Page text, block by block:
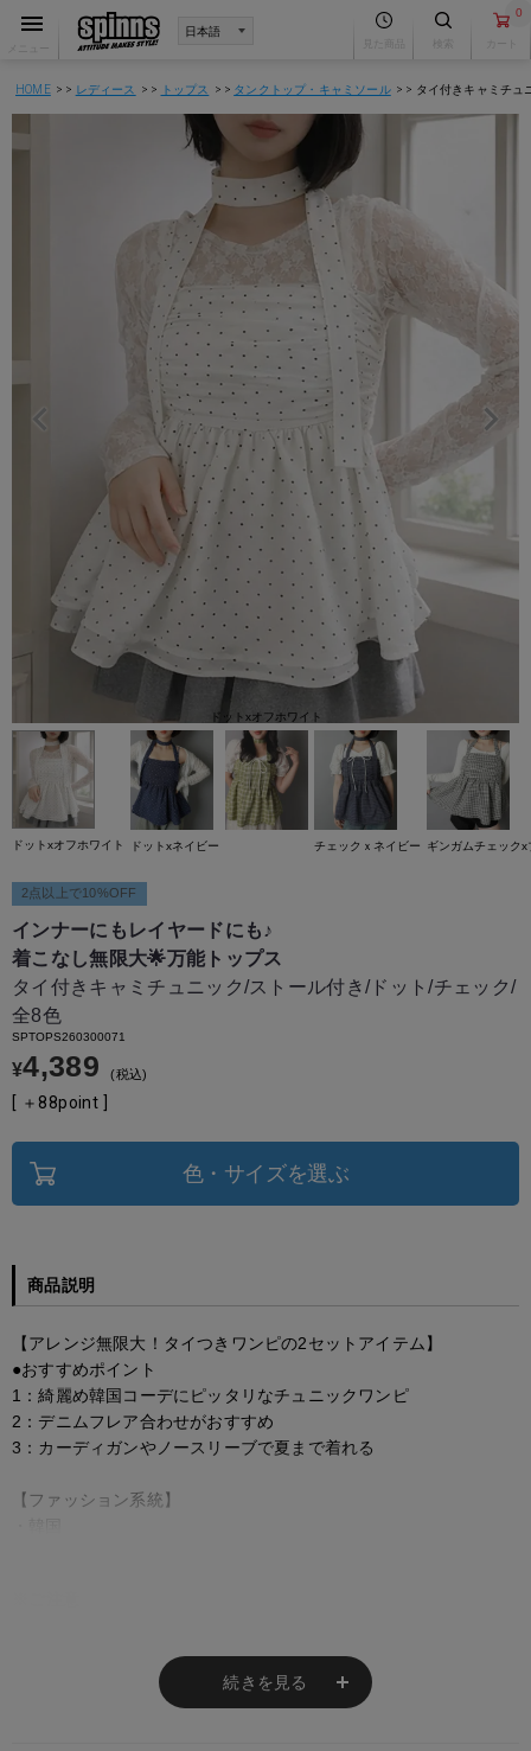
0
HOME レディース トップス タンクトップ・キャミソール タイ付きキャミチ
2点以上で10%OFF
インナーにもレイヤードにも♪
着こなし無限大🌟万能トップス
タイ付きキャミチュニック/ストール付き/ドット/チェック/
全8色
SPTOPS260300071
¥4,389 税込
[ ＋ 88point ]
色・サイズを選ぶ
商品説明
【アレンジ無限大！タイつきワンピの2セットアイテム】
●おすすめポイント
1：綺麗め韓国コーデにピッタリなチュニックワンピ
2：デニムフレア合わせがおすすめ
3：カーディガンやノースリーブで夏まで着れる
【ファッション系統】
あらかじめご了承ください。
総柄の商品は使用している生地の部分によって 写真と異なる場合がございま
続きを見る
ドットxオフホワイト
ドットxオフホワイト ドットxネイビー チェックｘネイビー ギンガムチェックx